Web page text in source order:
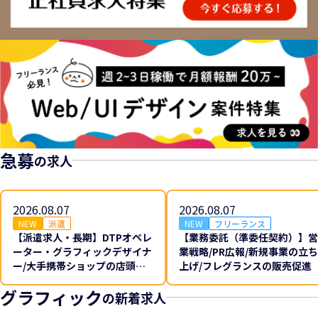
急募の求人
2026.08.07
NEW 派遣
【派遣求人・長期】DTPオペレ
ーター・グラフィックデザイナ
ー/大手携帯ショップの店頭販
2026.08.07
NEW フリーランス
【業務委託（準委任契約）】営
業戦略/PR広報/新規事業の立ち
上げ/フレグランスの販売促進
グラフィックの新着求人